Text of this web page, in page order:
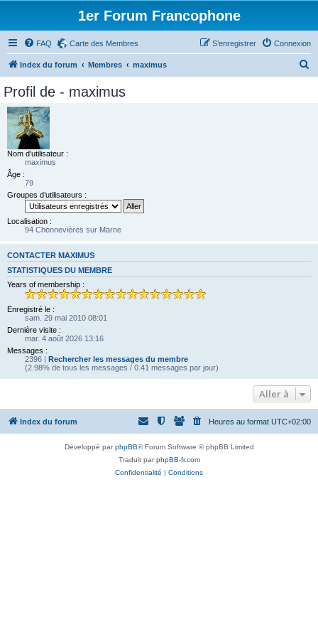
1er Forum Francophone
FAQ Carte des Membres Connexion
S’enregistrer
Index du forum Membres maximus
Profil de - maximus
Nom d’utilisateur :
maximus
Âge :
79
Groupes d’utilisateurs :
Localisation :
94 Chennevières sur Marne
CONTACTER MAXIMUS
STATISTIQUES DU MEMBRE
Years of membership :
Enregistré le :
sam. 29 mai 2010 08:01
Dernière visite :
mar. 4 août 2026 13:16
Messages :
2396 | Rechercher les messages du membre
(2.98% de tous les messages / 0.41 messages par jour)
Aller à
Index du forum Heures au format UTC+02:00
Développé parphpBB® Forum Software © phpBB Limited
Traduit parphpBB-fr.com
Confidentialité | Conditions